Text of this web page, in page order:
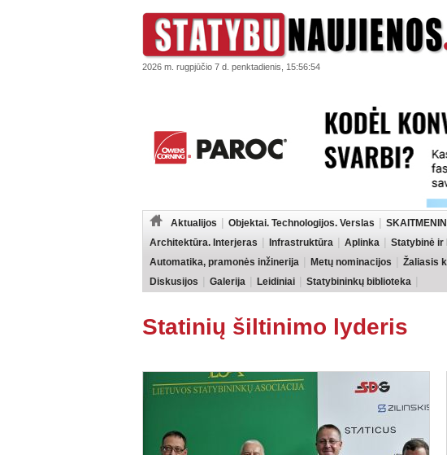
2026 m. rugpjūčio 7 d. penktadienis, 15:56:54
Aktualijos Objektai. Technologijos. Verslas
Architektūra. Interjeras
Infrastruktūra Aplinka Statybinė ir
Automatika, pramonės inžinerija
Metų nominacijos Žaliasis
Diskusijos
Galerija Leidiniai Statybininkų biblioteka
Statinių šiltinimo lyderis